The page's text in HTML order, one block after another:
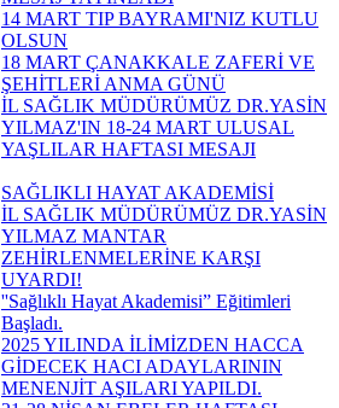
14 MART TIP BAYRAMI'NIZ KUTLU
OLSUN
18 MART ÇANAKKALE ZAFERİ VE
ŞEHİTLERİ ANMA GÜNÜ
İL SAĞLIK MÜDÜRÜMÜZ DR.YASİN
YILMAZ'IN 18-24 MART ULUSAL
YAŞLILAR HAFTASI MESAJI
SAĞLIKLI HAYAT AKADEMİSİ
İL SAĞLIK MÜDÜRÜMÜZ DR.YASİN
YILMAZ MANTAR
ZEHİRLENMELERİNE KARŞI
UYARDI!
''Sağlıklı Hayat Akademisi” Eğitimleri
Başladı.
2025 YILINDA İLİMİZDEN HACCA
GİDECEK HACI ADAYLARININ
MENENJİT AŞILARI YAPILDI.